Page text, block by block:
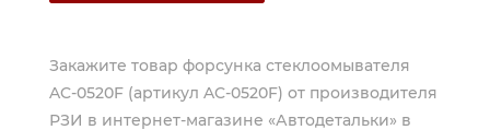
Закажите товар форсунка стеклоомывателя
AC-0520F (артикул AC-0520F) от производителя
РЗИ в интернет-магазине «Автодетальки» в